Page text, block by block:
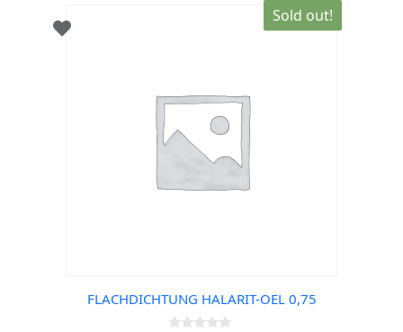
Sold out!
FLACHDICHTUNG HALARIT-OEL 0,75